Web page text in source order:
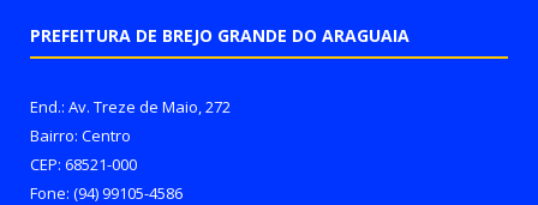
PREFEITURA DE BREJO GRANDE DO ARAGUAIA
End.: Av. Treze de Maio, 272
Bairro: Centro
CEP: 68521-000
Fone: (94) 99105-4586